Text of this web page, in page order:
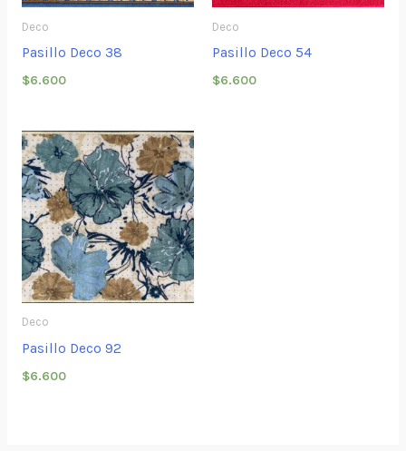
Deco
Pasillo Deco 38
$6.600
Deco
Pasillo Deco 54
$6.600
Deco
Pasillo Deco 92
$6.600